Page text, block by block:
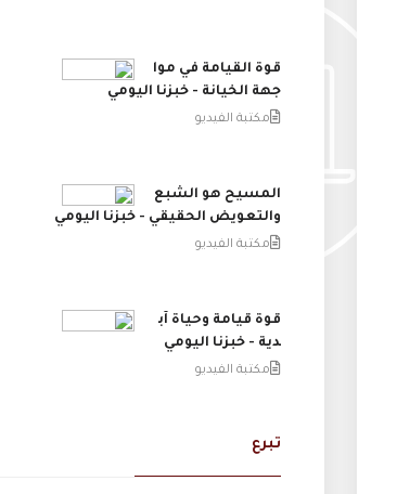
قوة القيامة في موا
جهة الخيانة - خبزنا اليومي
مكتبة الفيديو
المسيح هو الشبع
والتعويض الحقيقي - خبزنا اليومي
مكتبة الفيديو
قوة قيامة وحياة آب
دية - خبزنا اليومي
مكتبة الفيديو
تبرع